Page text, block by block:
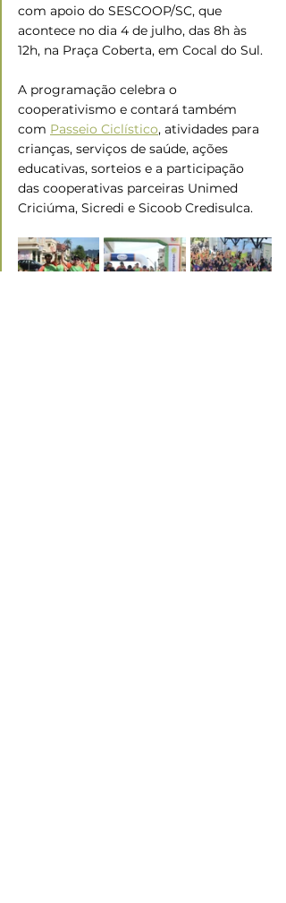
com apoio do SESCOOP/SC, que
acontece no dia 4 de julho, das 8h às
12h, na Praça Coberta, em Cocal do Sul.
A programação celebra o
cooperativismo e contará também
com Passeio Ciclístico, atividades para
crianças, serviços de saúde, ações
educativas, sorteios e a participação
das cooperativas parceiras Unimed
Criciúma, Sicredi e Sicoob Credisulca.